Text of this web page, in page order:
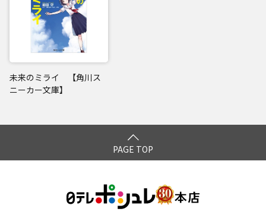
未来のミライ 【角川ス
ニーカー文庫】
PAGE TOP